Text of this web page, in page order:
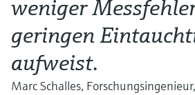
weniger
geringen
aufweist.
Marc Schalles,